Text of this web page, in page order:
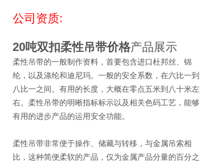
公司资质:
20吨双扣柔性吊带价格产品展示
柔性吊带的一般制作资料，首要包含进口杜邦丝、锦
纶，以及涤纶和迪尼玛。一般的安全系数，在六比一到
八比一之间。有用的长度，大概在零点五米到八十米左
右。柔性吊带的明晰指标标示以及相关色码工艺，能够
有用的进步产品的运用安全功能。
柔性吊带非常便于操作、储藏与转移，与金属吊索相
比，这种简便柔软的产品，仅为金属产品分量的百分之